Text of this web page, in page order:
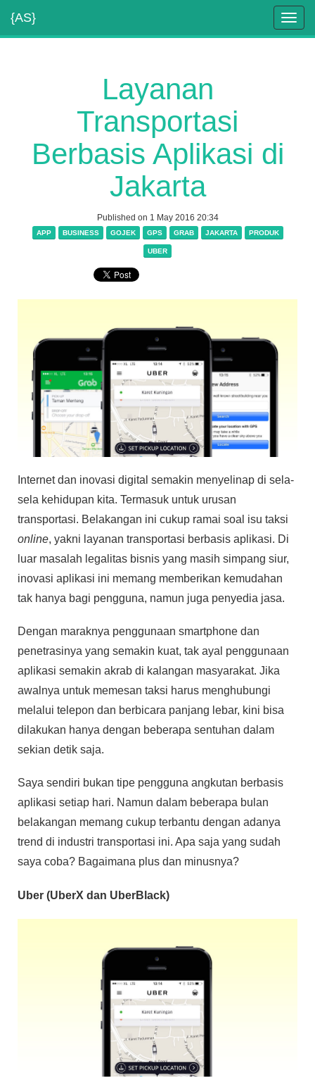
{AS}
Layanan
Transportasi
Berbasis Aplikasi di
Jakarta
Published on 1 May 2016 20:34
APP BUSINESS GOJEK GPS GRAB JAKARTA PRODUK
UBER
Internet dan inovasi digital semakin menyelinap di sela-
sela kehidupan kita. Termasuk untuk urusan
transportasi. Belakangan ini cukup ramai soal isu taksi
online, yakni layanan transportasi berbasis aplikasi. Di
luar masalah legalitas bisnis yang masih simpang siur,
inovasi aplikasi ini memang memberikan kemudahan
tak hanya bagi pengguna, namun juga penyedia jasa.
Dengan maraknya penggunaan smartphone dan
penetrasinya yang semakin kuat, tak ayal penggunaan
aplikasi semakin akrab di kalangan masyarakat. Jika
awalnya untuk memesan taksi harus menghubungi
melalui telepon dan berbicara panjang lebar, kini bisa
dilakukan hanya dengan beberapa sentuhan dalam
sekian detik saja.
Saya sendiri bukan tipe pengguna angkutan berbasis
aplikasi setiap hari. Namun dalam beberapa bulan
belakangan memang cukup terbantu dengan adanya
trend di industri transportasi ini. Apa saja yang sudah
saya coba? Bagaimana plus dan minusnya?
Uber (UberX dan UberBlack)